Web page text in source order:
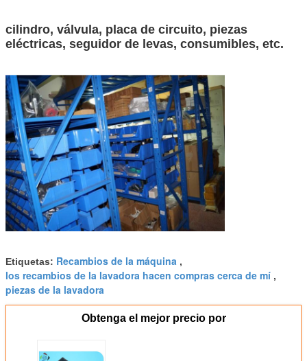
cilindro, válvula, placa de circuito, piezas
eléctricas, seguidor de levas, consumibles, etc.
Etiquetas: Recambios de la máquina ,
los recambios de la lavadora hacen compras cerca de mí ,
piezas de la lavadora
Obtenga el mejor precio por